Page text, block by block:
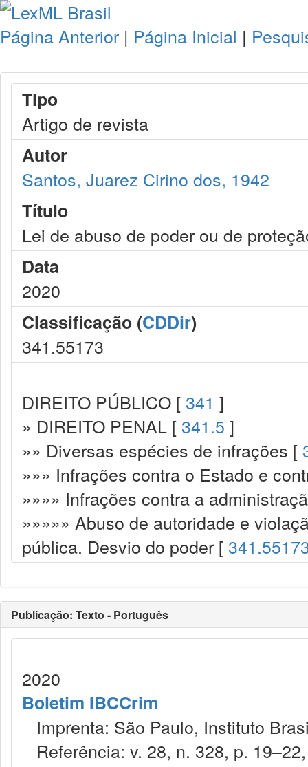
Página Anterior | Página Inicial |
Tipo
Artigo de revista
Autor
Santos, Juarez Cirino dos, 1942
Título
Lei de abuso de poder ou de
Data
2020
Classificação (CDDir)
341.55173
DIREITO PÚBLICO [ 341 ]
» DIREITO PENAL [ 341.5 ]
»» Diversas espécies de infrações [
»»» Infrações contra o Estado e
»»»» Infrações contra a
»»»»» Abuso de autoridade e
pública. Desvio do poder [
Publicação: Texto - Português
2020
Boletim IBCCrim
Imprenta: São Paulo, Instituto
Referência: v. 28, n. 328, p.